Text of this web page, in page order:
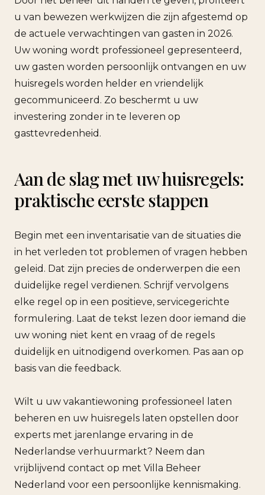
u van bewezen werkwijzen die zijn afgestemd op
de actuele verwachtingen van gasten in 2026.
Uw woning wordt professioneel gepresenteerd,
uw gasten worden persoonlijk ontvangen en uw
huisregels worden helder en vriendelijk
gecommuniceerd. Zo beschermt u uw
investering zonder in te leveren op
gasttevredenheid.
Aan de slag met uw huisregels:
praktische eerste stappen
Begin met een inventarisatie van de situaties die
in het verleden tot problemen of vragen hebben
geleid. Dat zijn precies de onderwerpen die een
duidelijke regel verdienen. Schrijf vervolgens
elke regel op in een positieve, servicegerichte
formulering. Laat de tekst lezen door iemand die
uw woning niet kent en vraag of de regels
duidelijk en uitnodigend overkomen. Pas aan op
basis van die feedback.
Wilt u uw vakantiewoning professioneel laten
beheren en uw huisregels laten opstellen door
experts met jarenlange ervaring in de
Nederlandse verhuurmarkt? Neem dan
vrijblijvend contact op met Villa Beheer
Nederland voor een persoonlijke kennismaking.